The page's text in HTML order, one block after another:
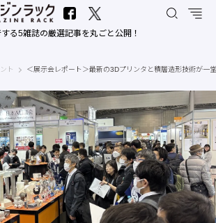
る5雑誌の厳選記事を丸ごと公開！
ク｜日刊工業新聞社
ト ＜展示会レポート＞最新の3Dプリンタと積層造形技術が